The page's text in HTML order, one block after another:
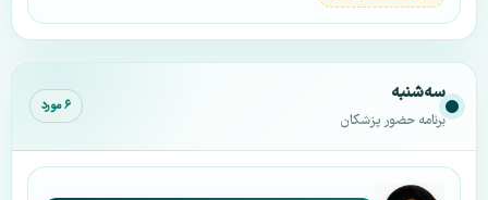
سه‌شنبه
برنامه حضور پزشکان
۶ مورد